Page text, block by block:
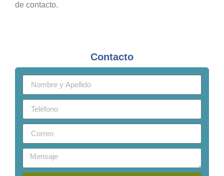
de contacto.
Contacto